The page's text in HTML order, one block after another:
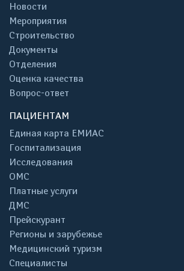
Новости
Мероприятия
Строительство
Документы
Отделения
Оценка качества
Вопрос-ответ
ПАЦИЕНТАМ
Единая карта ЕМИАС
Госпитализация
Исследования
ОМС
Платные услуги
ДМС
Прейскурант
Регионы и зарубежье
Медицинский туризм
Специалисты